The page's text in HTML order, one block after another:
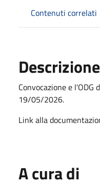
Contenuti correlati
Descrizione
Convocazione e l'ODG
19/05/2026.
Link alla
A cura di